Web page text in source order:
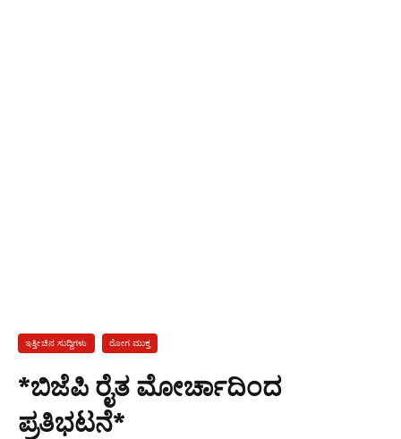
ಇತ್ತೀಚಿನ ಸುದ್ದಿಗಳು ರೋಗ ಮುಕ್ತ
*ಬಿಜೆಪಿ ರೈತ ಮೋರ್ಚಾದಿಂದ
ಪ್ರತಿಭಟನೆ*